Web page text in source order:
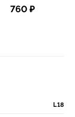
760 ₽
L18